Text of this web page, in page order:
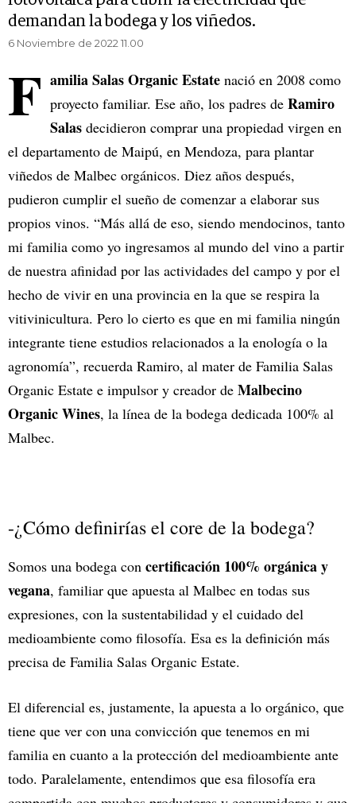
demandan la bodega y los viñedos.
6 Noviembre de 2022 11.00
F amilia Salas Organic Estate nació en 2008 como
proyecto familiar. Ese año, los padres de Ramiro
Salas decidieron comprar una propiedad virgen en
el departamento de Maipú, en Mendoza, para plantar
viñedos de Malbec orgánicos. Diez años después,
pudieron cumplir el sueño de comenzar a elaborar sus
propios vinos. “Más allá de eso, siendo mendocinos, tanto
mi familia como yo ingresamos al mundo del vino a partir
de nuestra afinidad por las actividades del campo y por el
hecho de vivir en una provincia en la que se respira la
vitivinicultura. Pero lo cierto es que en mi familia ningún
integrante tiene estudios relacionados a la enología o la
agronomía”, recuerda Ramiro, al mater de Familia Salas
Organic Estate e impulsor y creador de Malbecino
Organic Wines, la línea de la bodega dedicada 100% al
Malbec.
-¿Cómo definirías el core de la bodega?
Somos una bodega con certificación 100% orgánica y
vegana, familiar que apuesta al Malbec en todas sus
expresiones, con la sustentabilidad y el cuidado del
medioambiente como filosofía. Esa es la definición más
precisa de Familia Salas Organic Estate.
El diferencial es, justamente, la apuesta a lo orgánico, que
tiene que ver con una convicción que tenemos en mi
familia en cuanto a la protección del medioambiente ante
todo. Paralelamente, entendimos que esa filosofía era